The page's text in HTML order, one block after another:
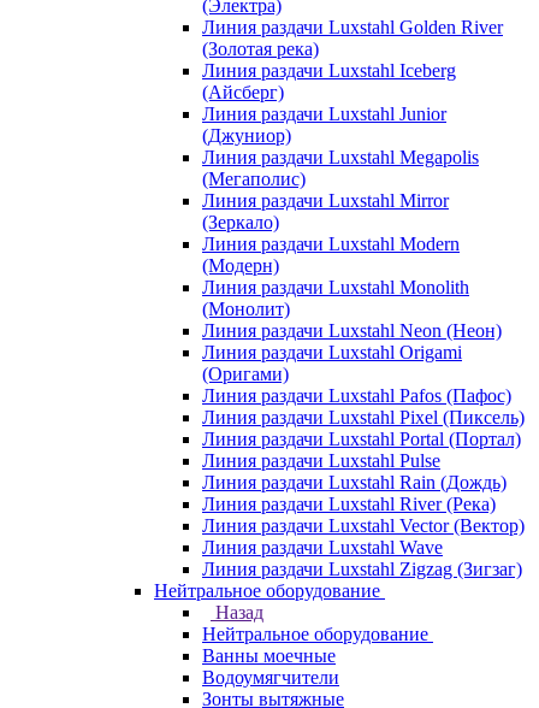
(Электра)
Линия раздачи Luxstahl Golden River
(Золотая река)
Линия раздачи Luxstahl Iceberg
(Айсберг)
Линия раздачи Luxstahl Junior
(Джуниор)
Линия раздачи Luxstahl Megapolis
(Мегаполис)
Линия раздачи Luxstahl Mirror
(Зеркало)
Линия раздачи Luxstahl Modern
(Модерн)
Линия раздачи Luxstahl Monolith
(Монолит)
Линия раздачи Luxstahl Neon (Неон)
Линия раздачи Luxstahl Origami
(Оригами)
Линия раздачи Luxstahl Pafos (Пафос)
Линия раздачи Luxstahl Pixel (Пиксель)
Линия раздачи Luxstahl Portal (Портал)
Линия раздачи Luxstahl Pulse
Линия раздачи Luxstahl Rain (Дождь)
Линия раздачи Luxstahl River (Река)
Линия раздачи Luxstahl Vector (Вектор)
Линия раздачи Luxstahl Wave
Линия раздачи Luxstahl Zigzag (Зигзаг)
Нейтральное оборудование
Назад
Нейтральное оборудование
Ванны моечные
Водоумягчители
Зонты вытяжные